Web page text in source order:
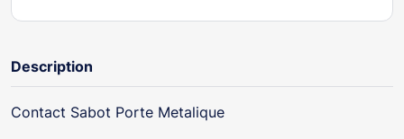
Description
Contact Sabot Porte Metalique